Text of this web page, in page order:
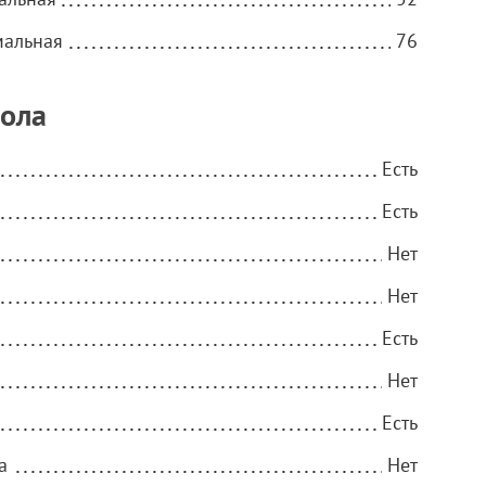
76
Есть
Есть
Нет
Нет
Есть
Нет
Есть
Нет